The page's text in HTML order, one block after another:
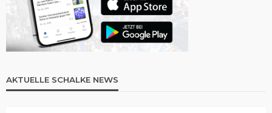
AKTUELLE SCHALKE NEWS